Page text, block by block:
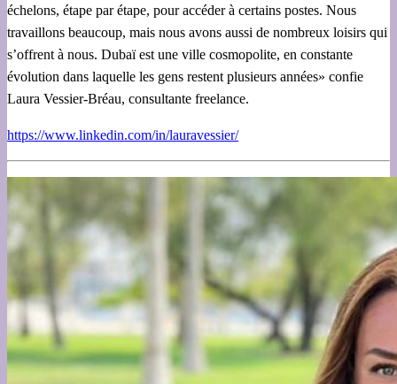
échelons, étape par étape, pour accéder à certains postes. Nous
travaillons beaucoup, mais nous avons aussi de nombreux loisirs qui
s’offrent à nous. Dubaï est une ville cosmopolite, en constante
évolution dans laquelle les gens restent plusieurs années» confie
Laura Vessier-Bréau, consultante freelance.
https://www.linkedin.com/in/lauravessier/